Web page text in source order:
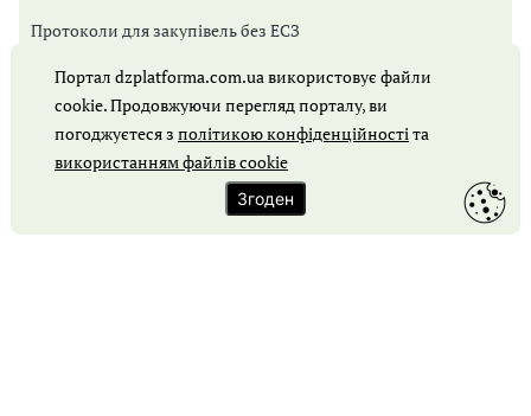
Протоколи для закупівель без ЕСЗ
Протоколи для Prozorro Market
Протоколи для відкритих торгів
Обґрунтування закупівлі
Портал dzplatforma.com.ua використовує файли
cookie. Продовжуючи перегляд порталу, ви
погоджуєтеся зполітикою конфіденційностіта
використанням файлів cookie
Згоден